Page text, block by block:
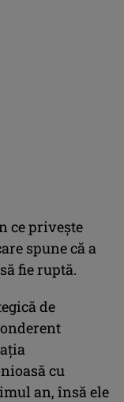
ce privește
spune că a
fie ruptă.
de
cu
an, însă ele